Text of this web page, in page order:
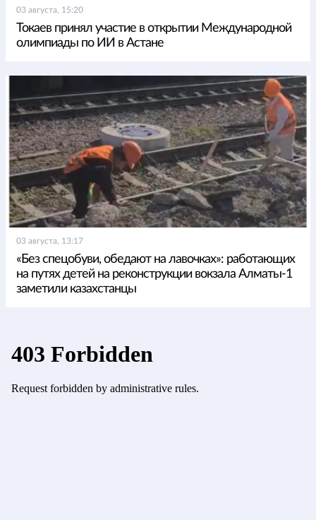
03 августа, 15:20
Токаев принял участие в открытии Международной
олимпиады по ИИ в Астане
03 августа, 13:17
«Без спецобуви, обедают на лавочках»: работающих
на путях детей на реконструкции вокзала Алматы-1
заметили казахстанцы